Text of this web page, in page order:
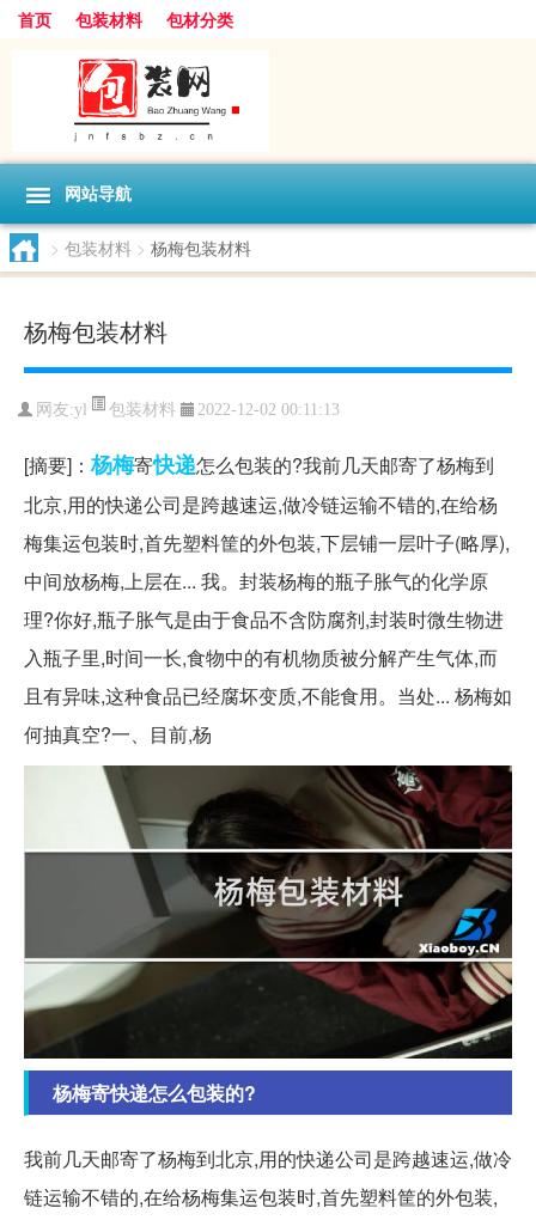
首页 包装材料 包材分类
网站导航
> 包装材料 > 杨梅包装材料
杨梅包装材料
网友:yl 包装材料 2022-12-02 00:11:13
[摘要]：杨梅寄快递怎么包装的?我前几天邮寄了杨梅到
北京,用的快递公司是跨越速运,做冷链运输不错的,在给杨
梅集运包装时,首先塑料筐的外包装,下层铺一层叶子(略厚),
中间放杨梅,上层在... 我。封装杨梅的瓶子胀气的化学原
理?你好,瓶子胀气是由于食品不含防腐剂,封装时微生物进
入瓶子里,时间一长,食物中的有机物质被分解产生气体,而
且有异味,这种食品已经腐坏变质,不能食用。当处... 杨梅如
何抽真空?一、目前,杨
杨梅寄快递怎么包装的?
我前几天邮寄了杨梅到北京,用的快递公司是跨越速运,做冷
链运输不错的,在给杨梅集运包装时,首先塑料筐的外包装,